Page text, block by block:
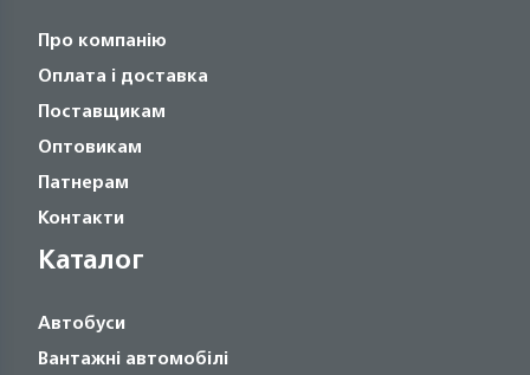
Про компанію
Оплата і доставка
Поставщикам
Оптовикам
Патнерам
Контакти
Каталог
Автобуси
Вантажні автомобілі